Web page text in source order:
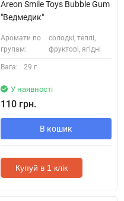
Areon Smile Toys Bubble Gum
"Ведмедик"
Аромати по
групам:
солодкі, теплі,
фруктові, ягідні
Вага: 29 г
У наявності
110 грн.
В кошик
Купуй в 1 клік